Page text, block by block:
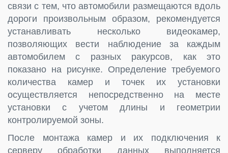
связи с тем, что автомобили размещаются вдоль
дороги произвольным образом, рекомендуется
устанавливать несколько видеокамер,
позволяющих вести наблюдение за каждым
автомобилем с разных ракурсов, как это
показано на рисунке. Определение требуемого
количества камер и точек их установки
осуществляется непосредственно на месте
установки с учетом длины и геометрии
контролируемой зоны.
После монтажа камер и их подключения к
серверу обработки данных выполняется